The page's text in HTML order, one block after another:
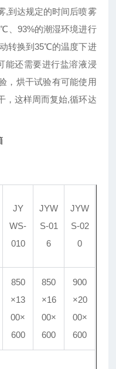
,到达规定的时间后喷雾
、93%的潮湿环境进行
转换到35℃的温度下进
能还需要进行盐溶液浸
，烘干试验有可能使用
，这样周而复始,循环达
JY
WS-
010
JYW
S-01
6
JYW
S-02
0
850
×13
00×
600
850
×16
00×
600
900
×20
00×
600